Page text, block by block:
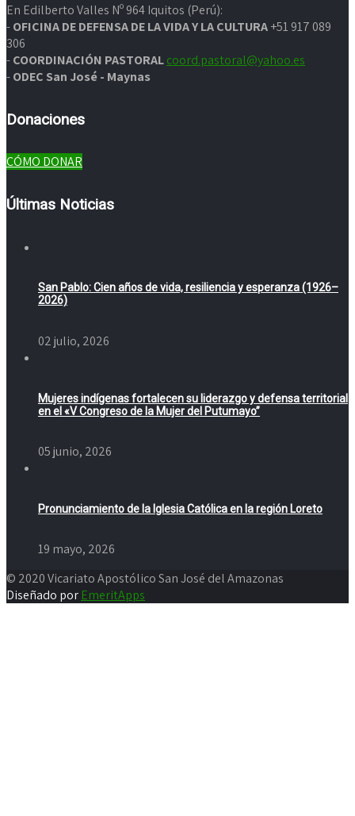
En Edilberto Valles Nº 964 Iquitos (Perú):
-OFICINA DE DEFENSA DE LA VIDA Y LA CULTURA+51 917 089
306
-COORDINACIÓN PASTORALcoord.pastoral@yahoo.es
-ODEC San José - Maynas
Donaciones
CÓMO DONAR
Últimas Noticias
San Pablo: Cien años de vida, resiliencia y esperanza (1926–
2026)
02 julio, 2026
Mujeres indígenas fortalecen su liderazgo y defensa territorial
en el «V Congreso de la Mujer del Putumayo”
05 junio, 2026
Pronunciamiento de la Iglesia Católica en la región Loreto
19 mayo, 2026
© 2020 Vicariato Apostólico San José del Amazonas
Diseñado por EmeritApps